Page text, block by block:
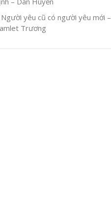
Người yêu cũ có người yêu mới –
Trương